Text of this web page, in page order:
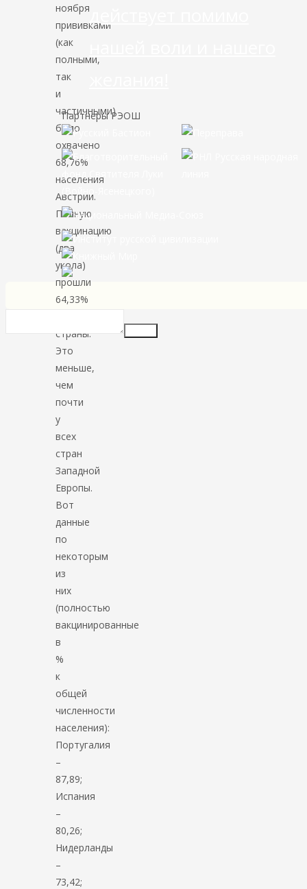
ноября
прививками
(как
полными,
так
и
частичными)
было
охвачено
68,76%
населения
Австрии.
Полную
вакцинацию
(два
укола)
прошли
64,33%
страны.
Это
меньше,
чем
почти
у
всех
стран
Западной
Европы.
Вот
данные
по
некоторым
из
них
(полностью
вакцинированные
в
%
к
общей
численности
населения):
Португалия
–
87,89;
Испания
–
80,26;
Нидерланды
–
73,42;
Партнёры РЭОШ